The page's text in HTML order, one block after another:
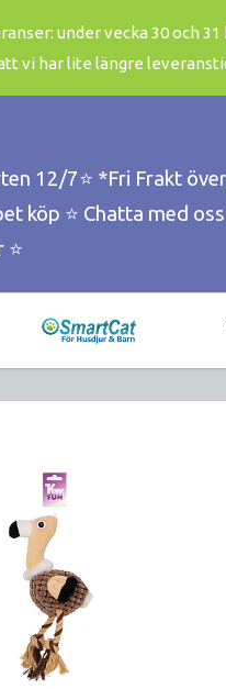
under vecka 30 och 31
vi har lite längre
12/7⭐️ *Fri Frakt
köp ⭐️ Chatta med oss